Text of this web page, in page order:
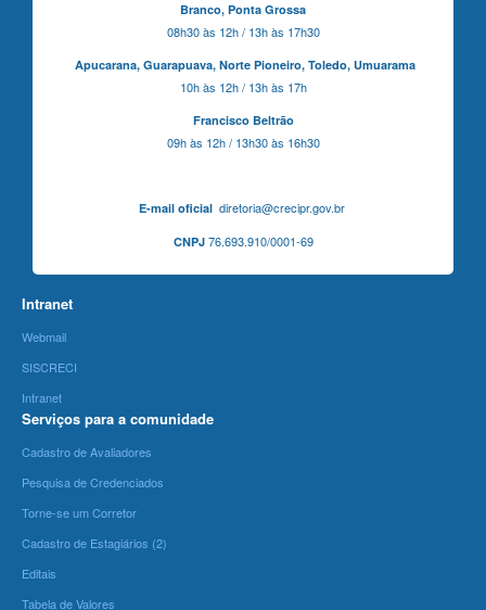
Branco, Ponta Grossa
08h30 às 12h / 13h às 17h30
Apucarana, Guarapuava, Norte Pioneiro, Toledo, Umuarama
10h às 12h / 13h às 17h
Francisco Beltrão
09h às 12h / 13h30 às 16h30
E-mail oficialdiretoria@crecipr.gov.br
CNPJ76.693.910/0001-69
Intranet
Webmail
SISCRECI
Intranet
Serviços para a comunidade
Cadastro de Avaliadores
Pesquisa de Credenciados
Torne-se um Corretor
Cadastro de Estagiários (2)
Editais
Tabela de Valores